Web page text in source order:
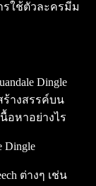
รใช้ตัวละครมีม
Dingle
ร้างสรรค์บน
อหาอย่างไร
Dingle
ต่างๆ เช่น